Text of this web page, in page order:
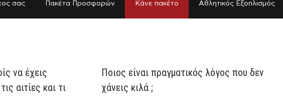
σας Πακέτα Προσφορών Κάνε πακέτο Αθλητικός Εξοπλισμός
να έχεις
αιτίες και τι
Ποιος είναι πραγματικός λόγος που δεν
χάνεις κιλά ;